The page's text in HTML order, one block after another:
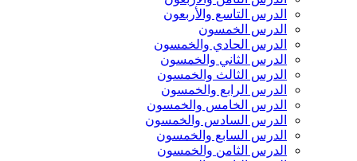
الدرس التاسع والأربعون
الدرس الخمسون
الدرس الحادي والخمسون
الدرس الثاني والخمسون
الدرس الثالث والخمسون
الدرس الرابع والخمسون
الدرس الخامس والخمسون
الدرس السادس والخمسون
الدرس السابع والخمسون
الدرس الثامن والخمسون